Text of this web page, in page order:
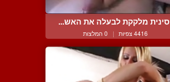
סינית מלקקת לבעלה את האש...
4416 צפיות | 0 המלצות